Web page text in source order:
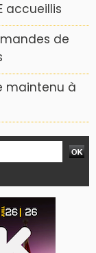
accueillis
de
maintenu à